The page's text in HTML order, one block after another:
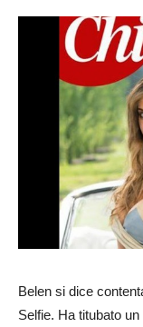
Belen si dice
Selfie. Ha titubato